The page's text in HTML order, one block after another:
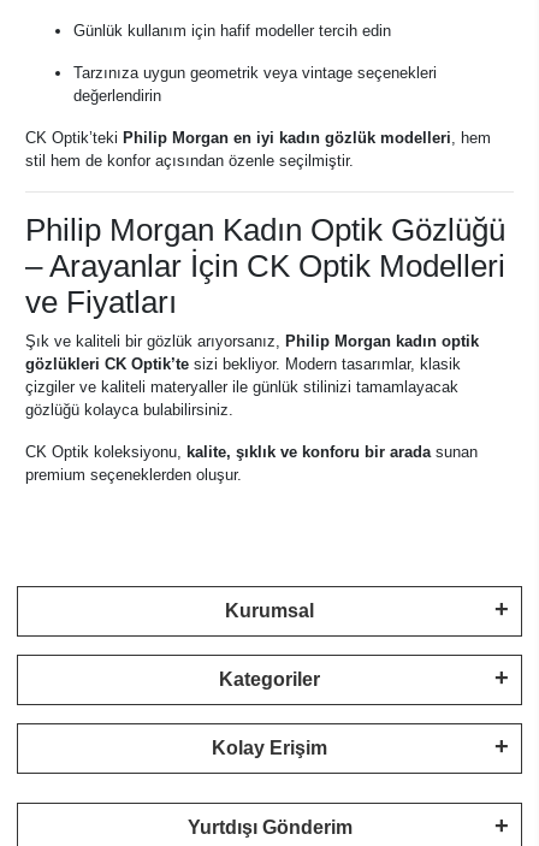
Günlük kullanım için hafif modeller tercih edin
Tarzınıza uygun geometrik veya vintage seçenekleri
değerlendirin
CK Optik’teki Philip Morgan en iyi kadın gözlük modelleri, hem
stil hem de konfor açısından özenle seçilmiştir.
Philip Morgan Kadın Optik Gözlüğü
– Arayanlar İçin CK Optik Modelleri
ve Fiyatları
Şık ve kaliteli bir gözlük arıyorsanız, Philip Morgan kadın optik
gözlükleri CK Optik’te sizi bekliyor. Modern tasarımlar, klasik
çizgiler ve kaliteli materyaller ile günlük stilinizi tamamlayacak
gözlüğü kolayca bulabilirsiniz.
CK Optik koleksiyonu, kalite, şıklık ve konforu bir aradasunan
premium seçeneklerden oluşur.
Kurumsal
Kategoriler
Kolay Erişim
Yurtdışı Gönderim